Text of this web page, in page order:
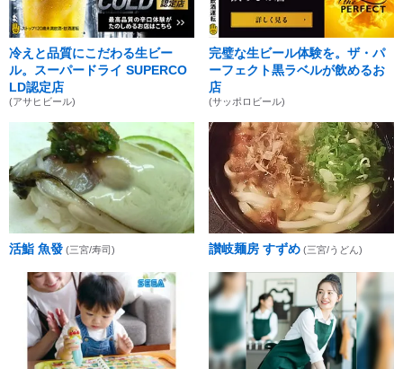
冷えと品質にこだわる生ビー
ル。スーパードライ SUPERCO
LD認定店
(アサヒビール)
完璧な生ビール体験を。ザ・パ
ーフェクト黒ラベルが飲めるお
店
(サッポロビール)
活鮨 魚發 (三宮/寿司) 讃岐麺房 すずめ (三宮/うどん)